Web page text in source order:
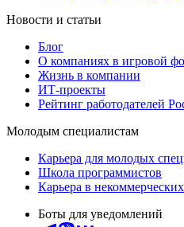
Новости и статьи
Блог
О компаниях в игровой
Жизнь в компании
ИТ-проекты
Рейтинг работодателей
Молодым специалистам
Карьера для молодых
Школа программистов
Карьера в
Боты для уведомлений